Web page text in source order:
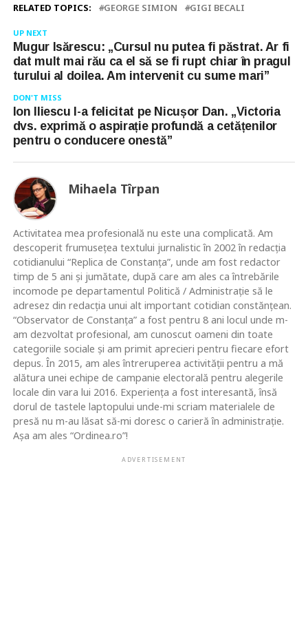
RELATED TOPICS: GEORGE SIMION GIGI BECALI
UP NEXT
Mugur Isărescu: „Cursul nu putea fi păstrat. Ar fi
dat mult mai rău ca el să se fi rupt chiar în pragul
turului al doilea. Am intervenit cu sume mari”
DON'T MISS
Ion Iliescu l-a felicitat pe Nicușor Dan. „Victoria
dvs. exprimă o aspirație profundă a cetățenilor
pentru o conducere onestă”
Mihaela Tîrpan
Activitatea mea profesională nu este una complicată. Am
descoperit frumusețea textului jurnalistic în 2002 în redacția
cotidianului “Replica de Constanța”, unde am fost redactor
timp de 5 ani și jumătate, după care am ales ca întrebările
incomode pe departamentul Politică / Administrație să le
adresez din redacția unui alt important cotidian constănțean.
“Observator de Constanța” a fost pentru 8 ani locul unde m-
am dezvoltat profesional, am cunoscut oameni din toate
categoriile sociale și am primit aprecieri pentru fiecare efort
depus. În 2015, am ales întreruperea activității pentru a mă
alătura unei echipe de campanie electorală pentru alegerile
locale din vara lui 2016. Experiența a fost interesantă, însă
dorul de tastele laptopului unde-mi scriam materialele de
presă nu m-au lăsat să-mi doresc o carieră în administrație.
Așa am ales “Ordinea.ro”!
ADVERTISEMENT